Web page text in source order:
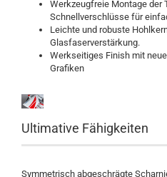
Werkzeugfreie Montage der
Schnellverschlüsse für
Leichte und robuste
Glasfaserverstärkung.
Werkseitiges Finish mit
Grafiken
Ultimative Fähigkeiten
Symmetrisch abgeschrägte